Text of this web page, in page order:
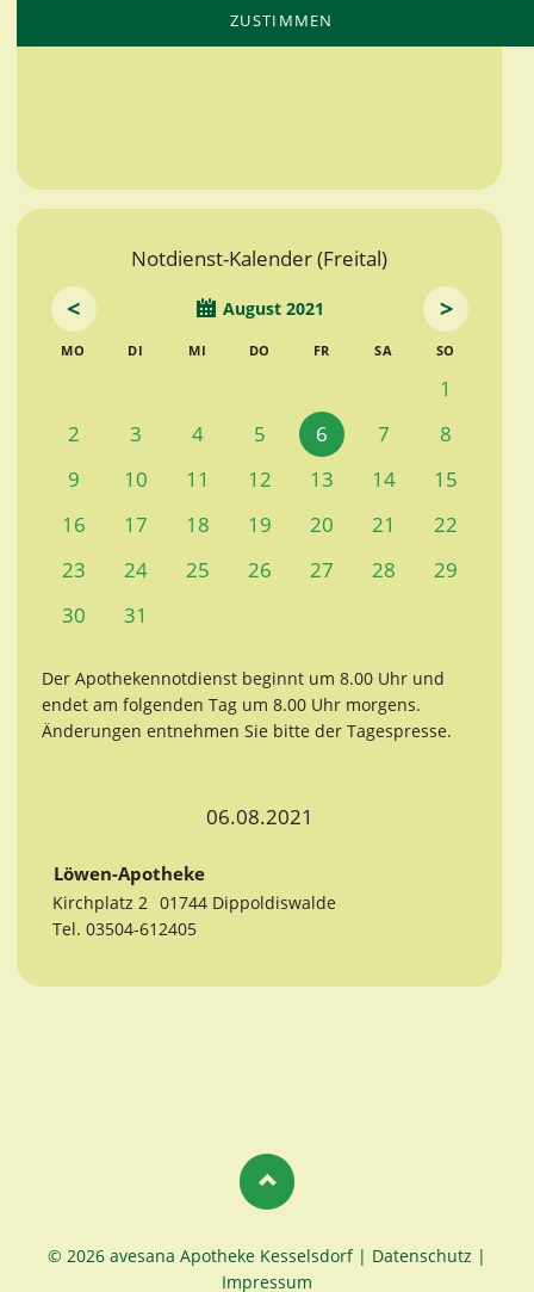
ZUSTIMMEN
Notdienst-Kalender (Freital)
< August 2021 >
MO DI MI DO FR SA SO
1
2
3 4 5 6 7
8
9
10 11 12 13 14
15
16
17 18 19 20 21
22
23
24 25 26 27 28
29
30
31
Der Apothekennotdienst beginnt um 8.00 Uhr und
endet am folgenden Tag um 8.00 Uhr morgens.
Änderungen entnehmen Sie bitte der Tagespresse.
06.08.2021
Löwen-Apotheke
Kirchplatz 2 01744 Dippoldiswalde
Tel. 03504-612405
© 2026 avesana Apotheke Kesselsdorf | Datenschutz |
Impressum